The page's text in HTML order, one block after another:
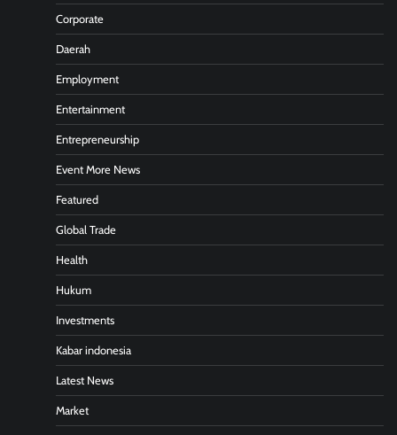
Corporate
Daerah
Employment
Entertainment
Entrepreneurship
Event More News
Featured
Global Trade
Health
Hukum
Investments
Kabar indonesia
Latest News
Market